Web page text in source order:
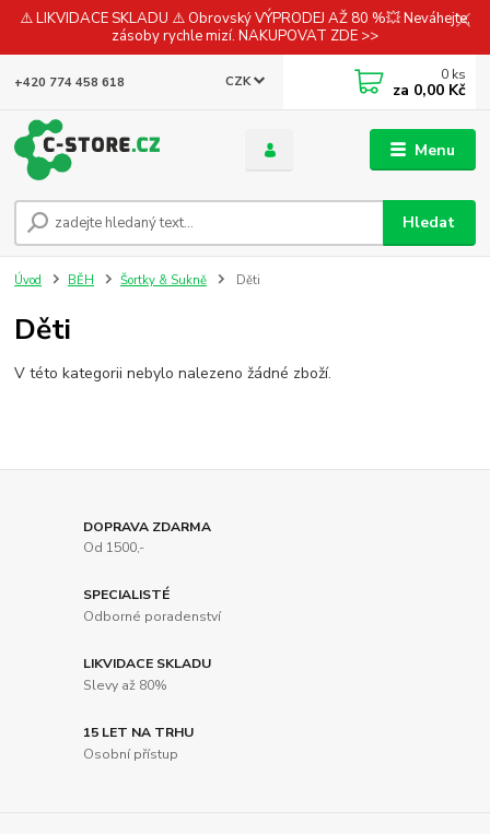
⚠️ LIKVIDACE SKLADU ⚠️ Obrovský VÝPRODEJ AŽ 80 %💥 Neváhejte,
zásoby rychle mizí. NAKUPOVAT ZDE >>
Menu
CZK
Hledat
+420 774 458 618 0 ks
za 0,00 Kč
Úvod BĚH Šortky & Sukně Děti
Děti
V této kategorii nebylo nalezeno žádné zboží.
DOPRAVA ZDARMA
Od 1500,-
SPECIALISTÉ
Odborné poradenství
LIKVIDACE SKLADU
Slevy až 80%
15 LET NA TRHU
Osobní přístup